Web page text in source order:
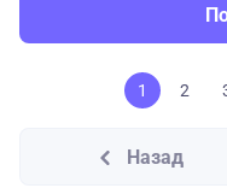
1 2
Назад